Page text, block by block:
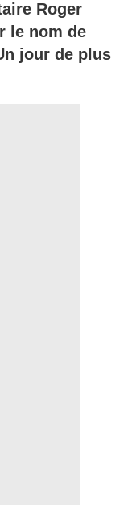
Roger
le nom de
jour de plus